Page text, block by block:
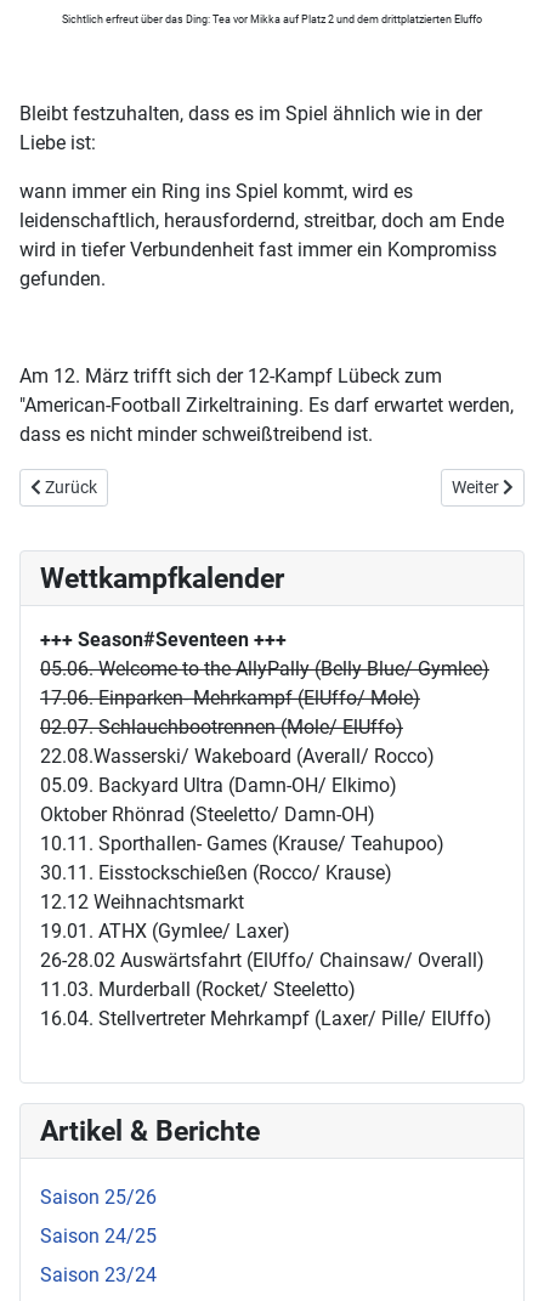
Sichtlich erfreut über das Ding: Tea vor Mikka auf Platz 2 und dem drittplatzierten Eluffo
Bleibt festzuhalten, dass es im Spiel ähnlich wie in der
Liebe ist:
wann immer ein Ring ins Spiel kommt, wird es
leidenschaftlich, herausfordernd, streitbar, doch am Ende
wird in tiefer Verbundenheit fast immer ein Kompromiss
gefunden.
Am 12. März trifft sich der 12-Kampf Lübeck zum
"American-Football Zirkeltraining. Es darf erwartet werden,
dass es nicht minder schweißtreibend ist.
Vorheriger Beitrag: E06/S09: Pick Six – Rocket gewinnt den
Zurück Nächster
Weiter
Wettkampfkalender
+++ Season#Seventeen +++
05.06. Welcome to the AllyPally (Belly Blue/ Gymlee)
17.06. Einparken- Mehrkampf (ElUffo/ Mole)
02.07. Schlauchbootrennen (Mole/ ElUffo)
22.08.Wasserski/ Wakeboard (Averall/ Rocco)
05.09. Backyard Ultra (Damn-OH/ Elkimo)
Oktober Rhönrad (Steeletto/ Damn-OH)
10.11. Sporthallen- Games (Krause/ Teahupoo)
30.11. Eisstockschießen (Rocco/ Krause)
12.12 Weihnachtsmarkt
19.01. ATHX (Gymlee/ Laxer)
26-28.02 Auswärtsfahrt (ElUffo/ Chainsaw/ Overall)
11.03. Murderball (Rocket/ Steeletto)
16.04. Stellvertreter Mehrkampf (Laxer/ Pille/ ElUffo)
Artikel & Berichte
Saison 25/26
Saison 24/25
Saison 23/24